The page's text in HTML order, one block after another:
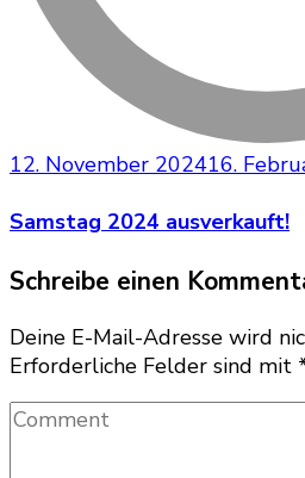
12. November 202416.
Samstag 2024 ausverkauft!
Schreibe einen
Deine E-Mail-Adresse wird
Erforderliche Felder sind mit
Comment